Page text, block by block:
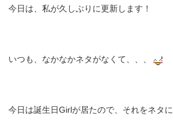
今日は、私が久しぶりに更新します！
いつも、なかなかネタがなくて、、、
今日は誕生日Girlが居たので、それをネタに